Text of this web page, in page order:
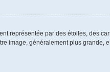
représentée par des étoiles, des
image, généralement plus grande,